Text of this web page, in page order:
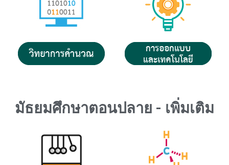
มัธยมศึกษาตอนปลาย - เพิ่มเติม